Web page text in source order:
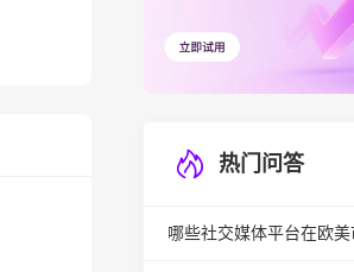
热门问答
哪些社交媒体平台在欧美